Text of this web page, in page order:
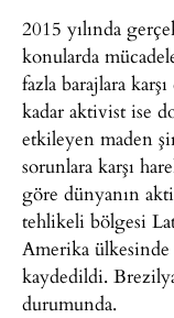
2015 yılında
konularda
fazla barajlara
kadar aktivist ise
etkileyen maden
sorunlara karşı
göre dünyanın
tehlikeli bölgesi
Amerika
kaydedildi.
durumunda.